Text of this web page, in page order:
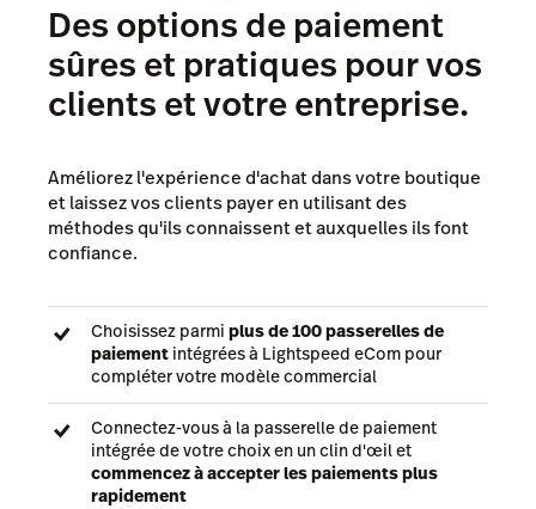
Des options de paiement
sûres et pratiques pour vos
clients et votre entreprise.
Améliorez l'expérience d'achat dans votre boutique
et laissez vos clients payer en utilisant des
méthodes qu'ils connaissent et auxquelles ils font
confiance.
Choisissez parmi plus de 100 passerelles de
paiement intégrées à Lightspeed eCom pour
compléter votre modèle commercial
Connectez-vous à la passerelle de paiement
intégrée de votre choix en un clin d'œil et
commencez à accepter les paiements plus
rapidement